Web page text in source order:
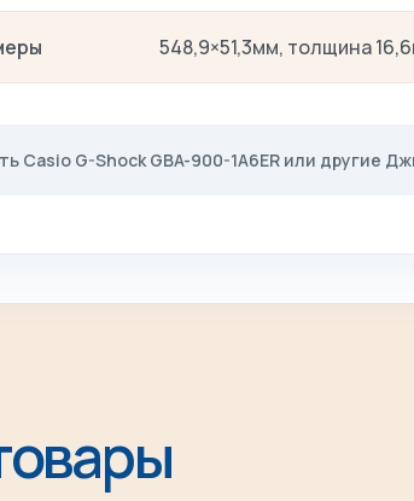
548,9×51,3мм, толщина
Casio G-Shock GBA-900-1A6ER или другие